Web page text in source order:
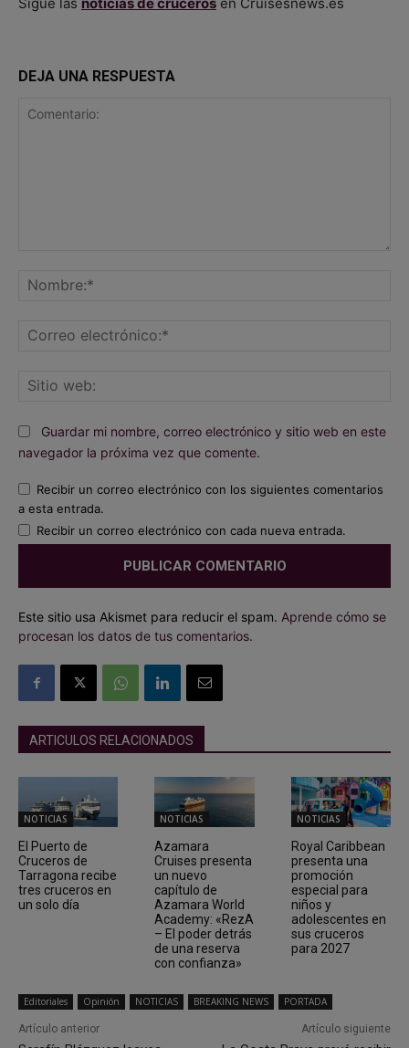
DEJA UNA RESPUESTA
Guardar mi nombre, correo electrónico y sitio web en este
navegador la próxima vez que comente.
Recibir un correo electrónico con los siguientes comentarios
a esta entrada.
Recibir un correo electrónico con cada nueva entrada.
Este sitio usa Akismet para reducir el spam. Aprende cómo se
procesan los datos de tus comentarios.
ARTICULOS RELACIONADOS
NOTICIAS
El Puerto de
Cruceros de
Tarragona recibe
tres cruceros en
un solo día
NOTICIAS
Azamara
Cruises presenta
un nuevo
capítulo de
Azamara World
Academy: «RezA
– El poder detrás
de una reserva
con confianza»
NOTICIAS
Royal Caribbean
presenta una
promoción
especial para
niños y
adolescentes en
sus cruceros
para 2027
Editoriales Opinión NOTICIAS BREAKING NEWS PORTADA
Artículo anterior Artículo siguiente